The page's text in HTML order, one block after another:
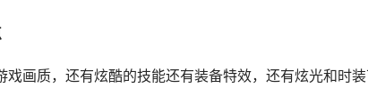
戏画质，还有炫酷的技能还有装备特效，还有炫光和时装